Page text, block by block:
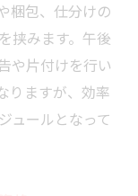
梱包、仕分けの
挟みます。午後
や片付けを行い
りますが、効率
ュールとなって